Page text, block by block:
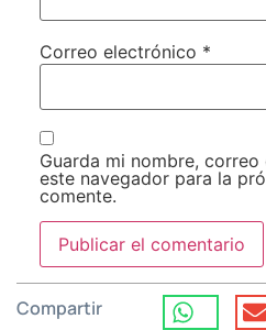
Correo electrónico *
Guarda mi nombre,
este navegador para la
comente.
Compartir